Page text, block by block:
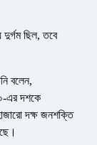
ছিল, তবে
বলেন,
এর দশকে
দক্ষ জনশক্তি